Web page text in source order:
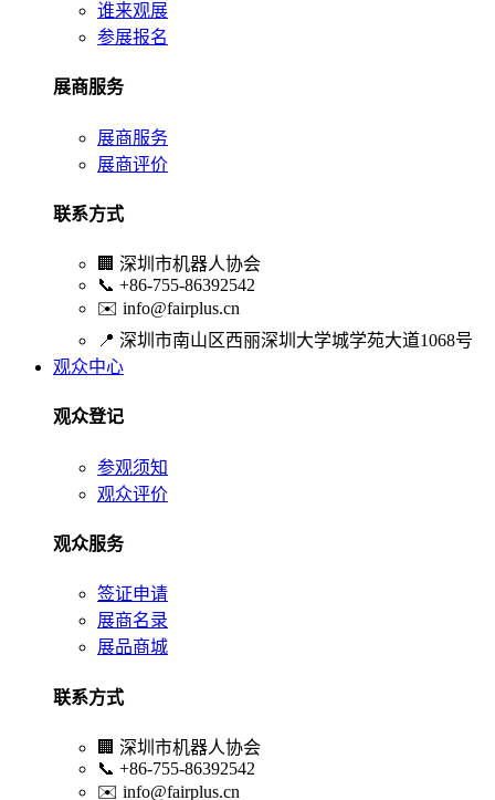
谁来观展
参展报名
展商服务
展商服务
展商评价
联系方式
🏢 深圳市机器人协会
📞 +86-755-86392542
✉️ info@fairplus.cn
📍 深圳市南山区西丽深圳大学城学苑大道1068号
观众中心
观众登记
参观须知
观众评价
观众服务
签证申请
展商名录
展品商城
联系方式
🏢 深圳市机器人协会
📞 +86-755-86392542
✉️ info@fairplus.cn